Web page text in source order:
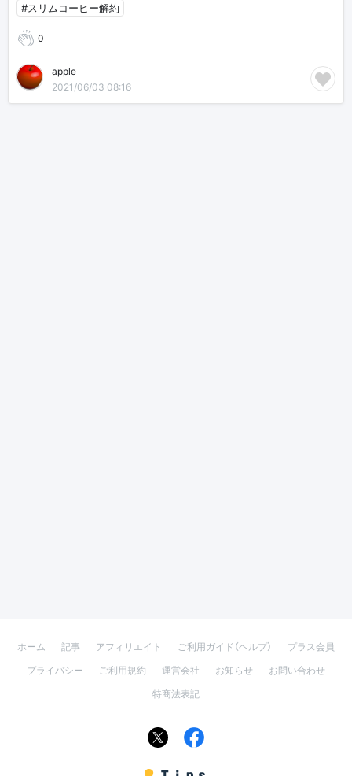
#スリムコーヒー解約
0
apple
2021/06/03 08:16
ホーム 記事 アフィリエイト ご利用ガイド（ヘルプ）
プラス会員
プライバシー
ご利用規約 運営会社 お知らせ
お問い合わせ
特商法表記